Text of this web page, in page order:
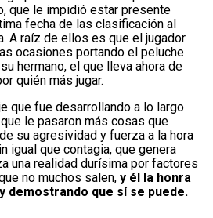
que le impidió estar presente
fecha de las clasificación al
A raíz de ellos es que el jugador
ocasiones portando el peluche
hermano, el que lleva ahora de
quién más jugar.
que fue desarrollando a lo largo
le pasaron más cosas que
su agresividad y fuerza a la hora
igual que contagia, que genera
una realidad durísima por factores
no muchos salen, y él la honra
demostrando que sí se puede.